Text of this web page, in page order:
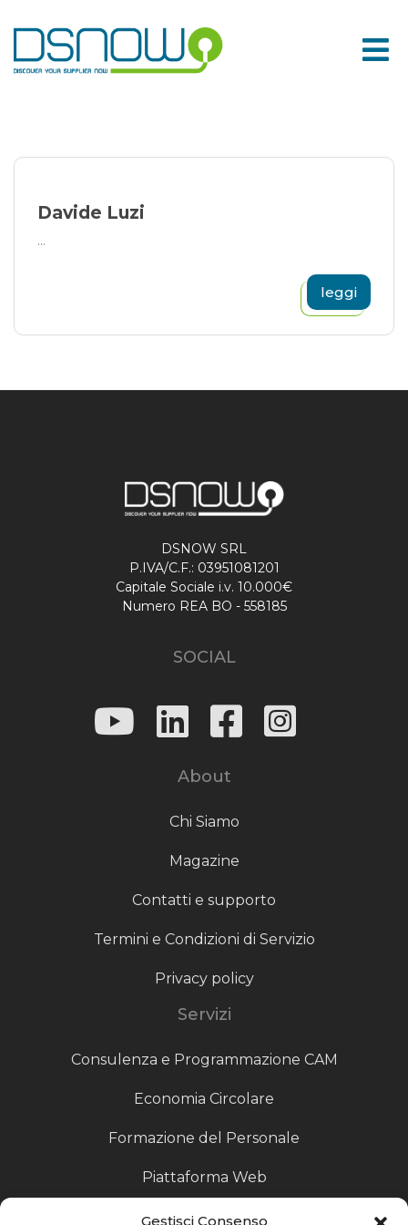
Gestisci Consenso
to
content
Davide Luzi
...
leggi
DSNOW SRL
P.IVA/C.F.: 03951081201
Capitale Sociale i.v. 10.000€
Numero REA BO - 558185
SOCIAL
About
Chi Siamo
Magazine
Contatti e supporto
Termini e Condizioni di Servizio
Privacy policy
Servizi
Consulenza e Programmazione CAM
Economia Circolare
Formazione del Personale
Piattaforma Web
Scouting fornitori